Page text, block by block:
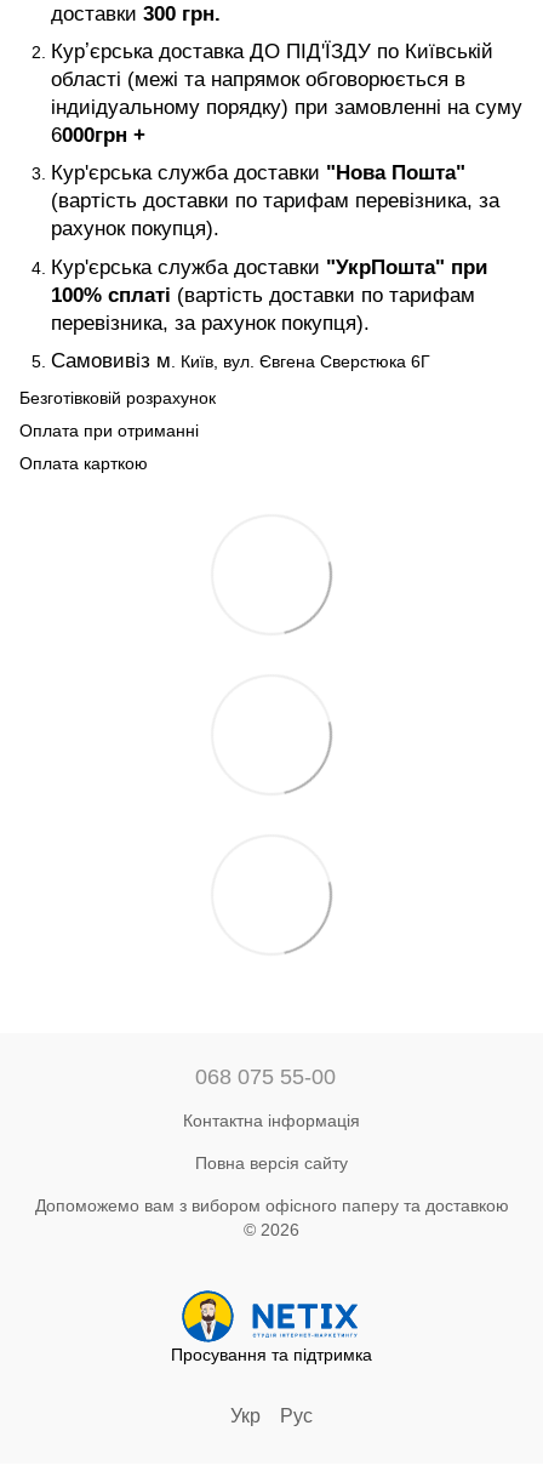
доставки 300 грн.
Курʼєрська доставка ДО ПІД'ЇЗДУ по Київській
області (межі та напрямок обговорюється в
індиідуальному порядку) при замовленні на суму
6000грн +
Кур'єрська служба доставки "Нова Пошта"
(вартість доставки по тарифам перевізника, за
рахунок покупця).
Кур'єрська служба доставки "УкрПошта" при
100% сплаті (вартість доставки по тарифам
перевізника, за рахунок покупця).
Самовивіз м . Київ, вул. Євгена Сверстюка 6Г
Безготівковій розрахунок
Оплата при отриманні
Оплата карткою
068 075 55-00
Контактна інформація
Повна версія сайту
Допоможемо вам з вибором офісного паперу та доставкою
© 2026
Просування та підтримка
Укр Рус